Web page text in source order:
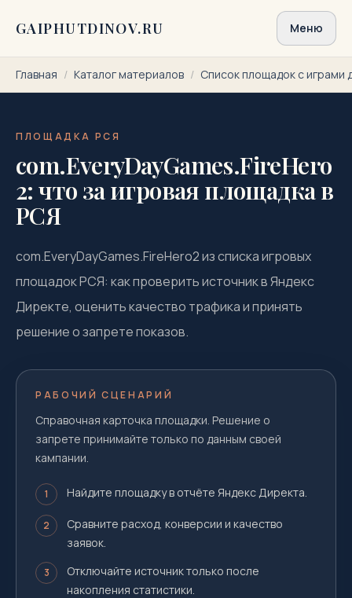
GAIPHUTDINOV.RU Меню
Главная / Каталог материалов / Список площадок с играми
ПЛОЩАДКА РСЯ
com.EveryDayGames.FireHero
2: что за игровая площадка в
РСЯ
com.EveryDayGames.FireHero2 из списка игровых
площадок РСЯ: как проверить источник в Яндекс
Директе, оценить качество трафика и принять
решение о запрете показов.
РАБОЧИЙ СЦЕНАРИЙ
Справочная карточка площадки. Решение о
запрете принимайте только по данным своей
кампании.
1 Найдите площадку в отчёте Яндекс Директа.
2
Сравните расход, конверсии и качество
заявок.
3
Отключайте источник только после
накопления статистики.